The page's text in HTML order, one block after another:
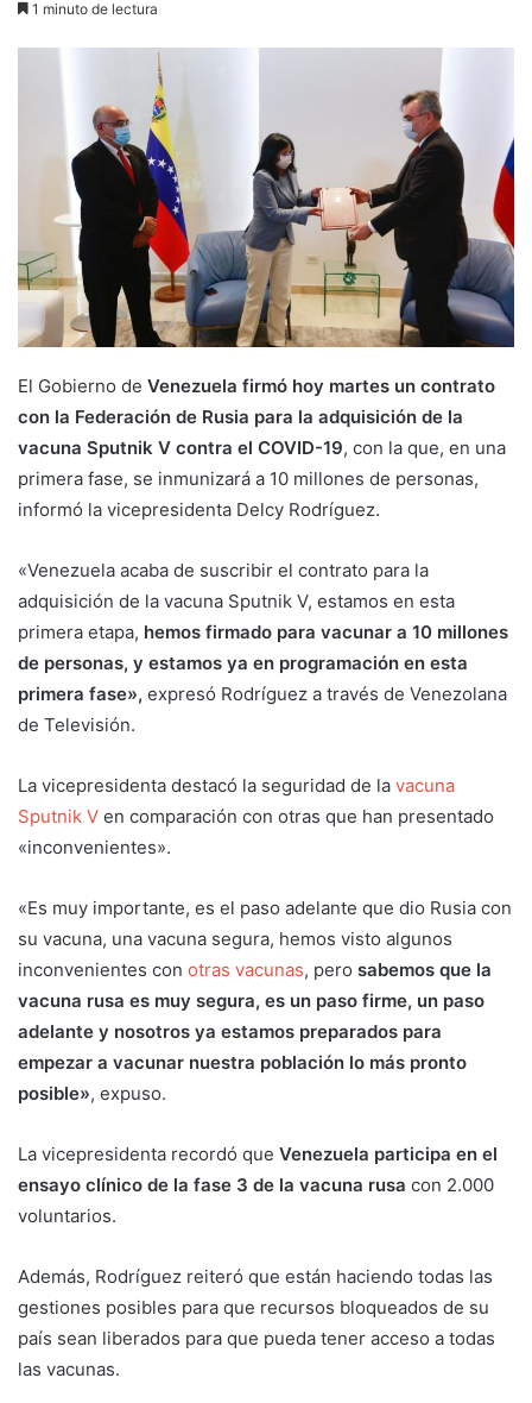
1 minuto de lectura
El Gobierno de Venezuela firmó hoy martes un contrato
con la Federación de Rusia para la adquisición de la
vacuna Sputnik V contra el COVID-19, con la que, en una
primera fase, se inmunizará a 10 millones de personas,
informó la vicepresidenta Delcy Rodríguez.
«Venezuela acaba de suscribir el contrato para la
adquisición de la vacuna Sputnik V, estamos en esta
primera etapa, hemos firmado para vacunar a 10 millones
de personas, y estamos ya en programación en esta
primera fase», expresó Rodríguez a través de Venezolana
de Televisión.
La vicepresidenta destacó la seguridad de la vacuna
Sputnik V en comparación con otras que han presentado
«inconvenientes».
«Es muy importante, es el paso adelante que dio Rusia con
su vacuna, una vacuna segura, hemos visto algunos
inconvenientes con otras vacunas, pero sabemos que la
vacuna rusa es muy segura, es un paso firme, un paso
adelante y nosotros ya estamos preparados para
empezar a vacunar nuestra población lo más pronto
posible», expuso.
La vicepresidenta recordó que Venezuela participa en el
ensayo clínico de la fase 3 de la vacuna rusa con 2.000
voluntarios.
Además, Rodríguez reiteró que están haciendo todas las
gestiones posibles para que recursos bloqueados de su
país sean liberados para que pueda tener acceso a todas
las vacunas.